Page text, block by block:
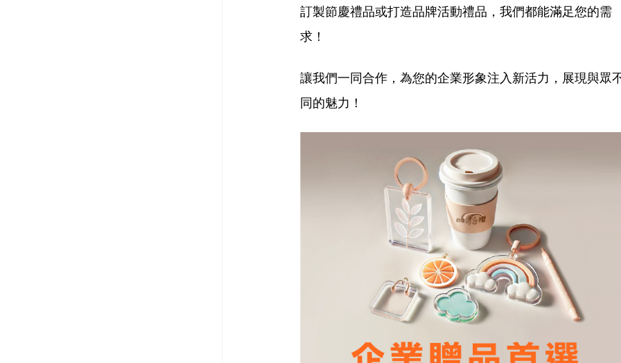
訂製節慶禮品或打造品牌活動禮品，我們都能滿足您的需
求！
讓我們一同合作，為您的企業形象注入新活力，展現與眾
同的魅力！